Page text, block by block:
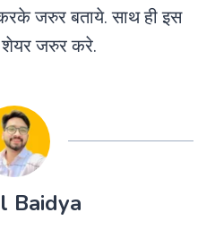
जरुर बताये. साथ ही इस
जरुर करे.
Baidya